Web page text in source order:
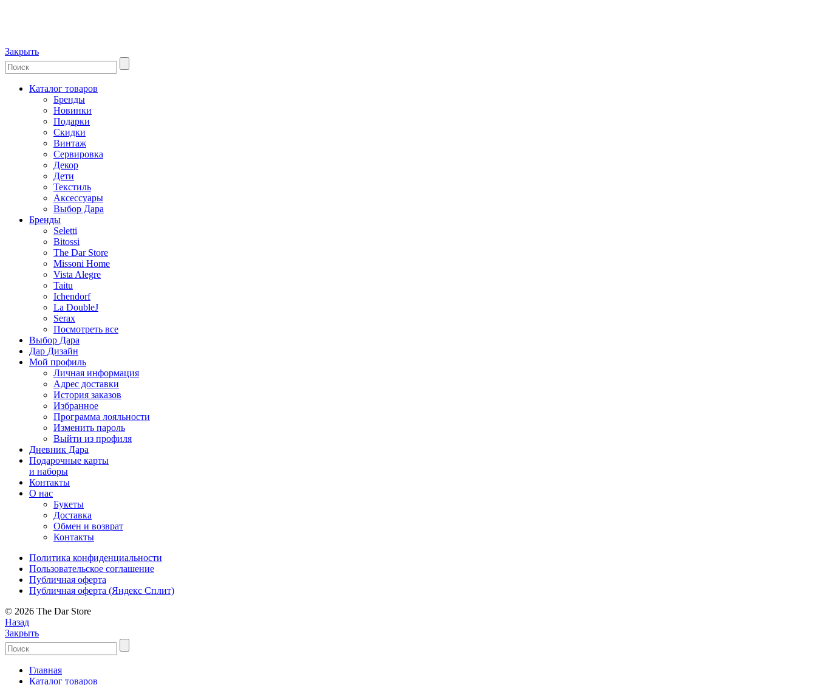
Закрыть
Каталог товаров
Бренды
Новинки
Подарки
Скидки
Винтаж
Сервировка
Декор
Дети
Текстиль
Аксессуары
Выбор Дара
Бренды
Seletti
Bitossi
The Dar Store
Missoni Home
Vista Alegre
Taitu
Ichendorf
La DoubleJ
Serax
Посмотреть все
Выбор Дара
Дар Дизайн
Мой профиль
Личная информация
Адрес доставки
История заказов
Избранное
Программа лояльности
Изменить пароль
Выйти из профиля
Дневник Дара
Подарочные карты
и наборы
Контакты
О нас
Букеты
Доставка
Обмен и возврат
Контакты
Политика конфиденциальности
Пользовательское соглашение
Публичная оферта
Публичная оферта (Яндекс Сплит)
© 2026 The Dar Store
Назад
Закрыть
Главная
Каталог товаров